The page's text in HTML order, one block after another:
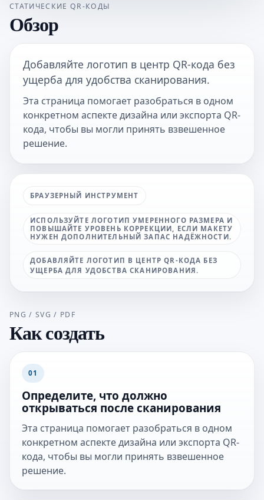
СТАТИЧЕСКИЕ QR-КОДЫ
Обзор
Добавляйте логотип в центр QR-кода без
ущерба для удобства сканирования.
Эта страница помогает разобраться в одном
конкретном аспекте дизайна или экспорта QR-
кода, чтобы вы могли принять взвешенное
решение.
БРАУЗЕРНЫЙ ИНСТРУМЕНТ
ИСПОЛЬЗУЙТЕ ЛОГОТИП УМЕРЕННОГО РАЗМЕРА И
ПОВЫШАЙТЕ УРОВЕНЬ КОРРЕКЦИИ, ЕСЛИ МАКЕТУ
НУЖЕН ДОПОЛНИТЕЛЬНЫЙ ЗАПАС НАДЁЖНОСТИ.
ДОБАВЛЯЙТЕ ЛОГОТИП В ЦЕНТР QR-КОДА БЕЗ
УЩЕРБА ДЛЯ УДОБСТВА СКАНИРОВАНИЯ.
PNG / SVG / PDF
Как создать
01
Определите, что должно
открываться после сканирования
Эта страница помогает разобраться в одном
конкретном аспекте дизайна или экспорта QR-
кода, чтобы вы могли принять взвешенное
решение.